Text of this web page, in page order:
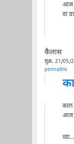
आज
वा
कैलास
शुक्र, 21/05/
permalink
काल
आज